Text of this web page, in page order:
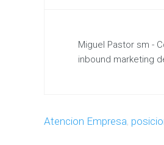
Miguel Pastor sm -
inbound marketing
Atencion Empresa,